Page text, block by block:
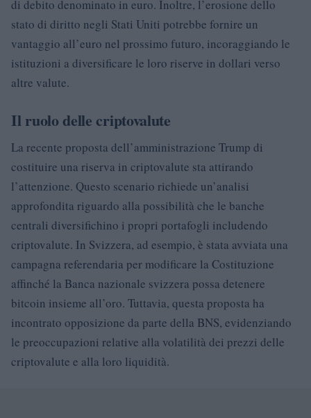
di debito denominato in euro. Inoltre, l’erosione dello
stato di diritto negli Stati Uniti potrebbe fornire un
vantaggio all’euro nel prossimo futuro, incoraggiando le
istituzioni a diversificare le loro riserve in dollari verso
altre valute.
Il ruolo delle criptovalute
La recente proposta dell’amministrazione Trump di
costituire una riserva in criptovalute sta attirando
l’attenzione. Questo scenario richiede un’analisi
approfondita riguardo alla possibilità che le banche
centrali diversifichino i propri portafogli includendo
criptovalute. In Svizzera, ad esempio, è stata avviata una
campagna referendaria per modificare la Costituzione
affinché la Banca nazionale svizzera possa detenere
bitcoin insieme all’oro. Tuttavia, questa proposta ha
incontrato opposizione da parte della BNS, evidenziando
le preoccupazioni relative alla volatilità dei prezzi delle
criptovalute e alla loro liquidità.